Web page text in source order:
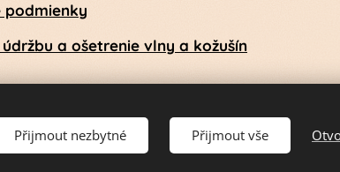
podmienky
a ošetrenie vlny a kožušín
Přijmout nezbytné Přijmout vše